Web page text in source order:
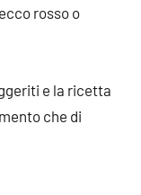
rosso o
e la ricetta
che di